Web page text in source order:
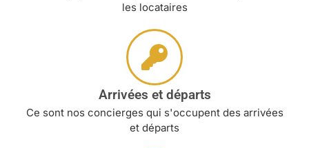
les locataires
Arrivées et départs
Ce sont nos concierges qui s'occupent des arrivées
et départs